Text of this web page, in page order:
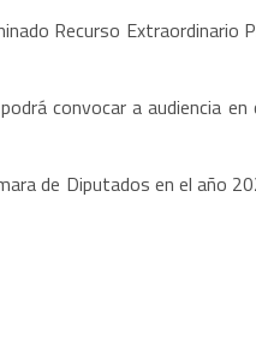
Recurso Extraordinario
convocar a audiencia en
de Diputados en el año